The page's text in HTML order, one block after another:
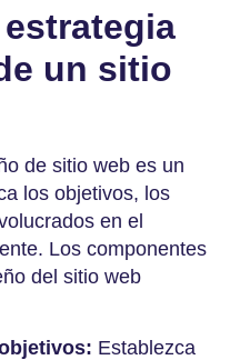
un sitio
de sitio web es un
los objetivos, los
en el
Los componentes
del sitio web
Establezca